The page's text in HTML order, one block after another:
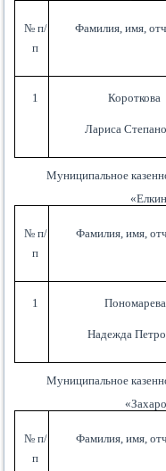
№ п/
п
Фамилия, имя,
1 Короткова
Лариса
Муниципальное
«
№ п/
п
Фамилия, имя,
1 Пономарева
Надежда
Муниципальное
№ п/
п
Фамилия, имя,